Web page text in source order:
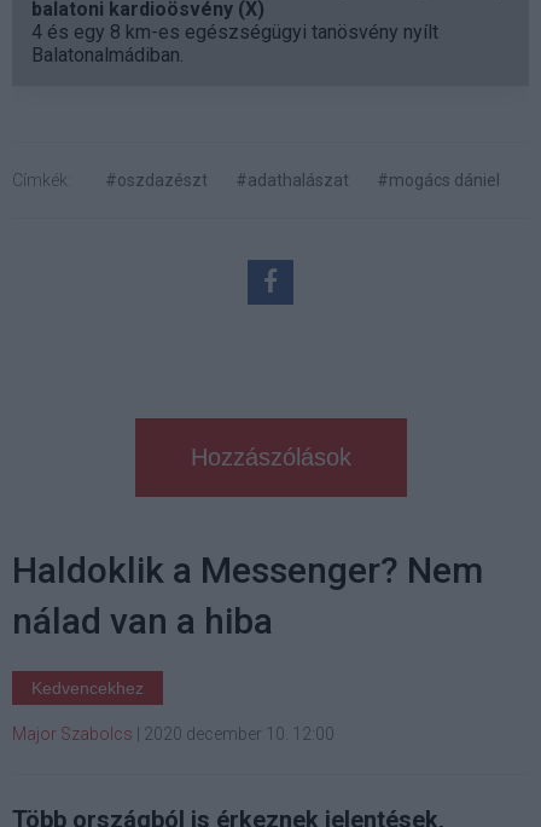
balatoni kardioösvény (X)
4 és egy 8 km-es egészségügyi tanösvény nyílt
Balatonalmádiban.
Címkék: #oszdazészt #adathalászat #mogács dániel
Hozzászólások
Haldoklik a Messenger? Nem
nálad van a hiba
Kedvencekhez
Major Szabolcs 2020 december 10. 12:00
Több országból is érkeznek jelentések,